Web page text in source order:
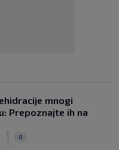
mnogi
Prepoznajte ih na
0